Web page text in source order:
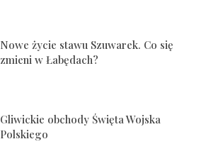
Nowe życie stawu Szuwarek. Co się
zmieni w Łabędach?
Gliwickie obchody Święta Wojska
Polskiego